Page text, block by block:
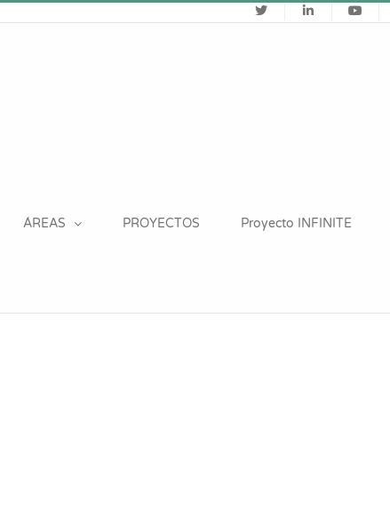
ÁREAS PROYECTOS Proyecto INFINITE